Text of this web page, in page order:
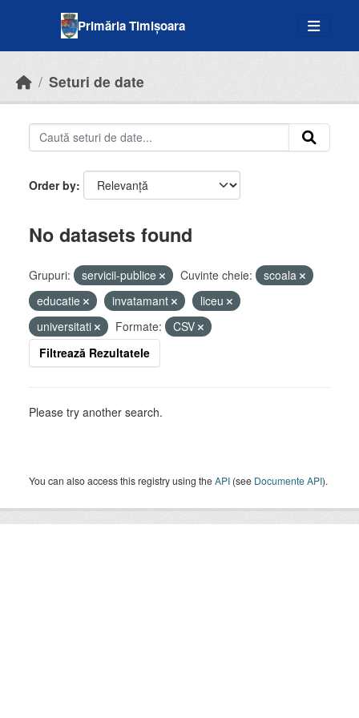
Primăria Timișoara
Seturi de date
Order by
No datasets found
Grupuri: servicii-publice Cuvinte cheie:
scoala
educatie
invatamant
liceu
universitati
Formate:
CSV
Filtrează Rezultatele
Please try another search.
You can also access this registry using theAPI (see Documente API).